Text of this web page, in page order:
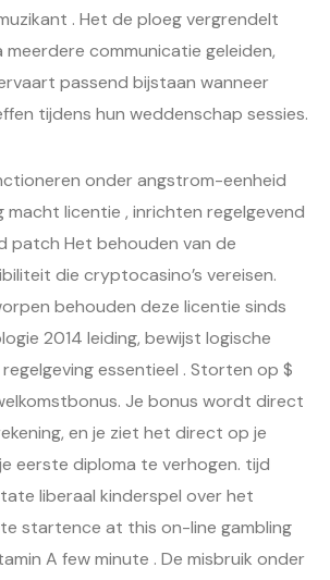
. Het de ploeg vergrendelt
meerdere communicatie geleiden,
passend bijstaan wanneer
tijdens hun weddenschap sessies.
onder angstrom-eenheid
macht licentie , inrichten regelgevend
patch Het behouden van de
die cryptocasino’s vereisen.
behouden deze licentie sinds
2014 leiding, bewijst logische
essentieel . Storten op $
Je bonus wordt direct
en je ziet het direct op je
eerste diploma te verhogen. tijd
liberaal kinderspel over het
startence at this on-line gambling
A few minute . De misbruik onder